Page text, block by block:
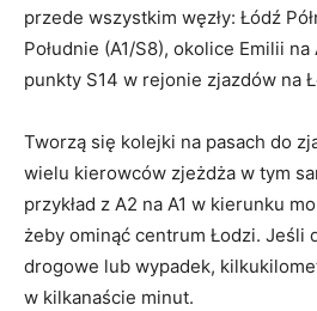
przede wszystkim węzły: Łódź
Południe (A1/S8), okolice Emilii
punkty S14 w rejonie zjazdów na
Tworzą się kolejki na pasach do
wielu kierowców zjeżdża w tym
przykład z A2 na A1 w kierunku
żeby ominąć centrum Łodzi. Jeśli
drogowe lub wypadek,
w kilkanaście minut.